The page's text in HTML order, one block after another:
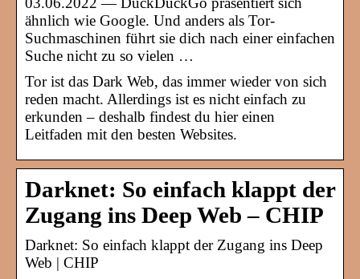
ähnlich wie Google. Und anders als Tor-
Suchmaschinen führt sie dich nach einer einfachen
Suche nicht zu so vielen …
Tor ist das Dark Web, das immer wieder von sich
reden macht. Allerdings ist es nicht einfach zu
erkunden – deshalb findest du hier einen
Leitfaden mit den besten Websites.
Darknet: So einfach klappt der
Zugang ins Deep Web – CHIP
Darknet: So einfach klappt der Zugang ins Deep
Web | CHIP